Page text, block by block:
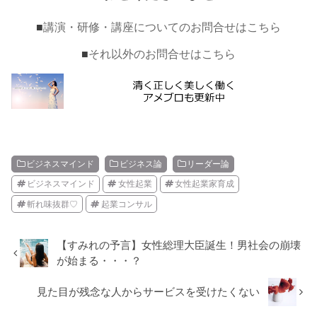
■講演・研修・講座についてのお問合せはこちら
■それ以外のお問合せはこちら
ビジネスマインド ビジネス論 リーダー論
ビジネスマインド 女性起業 女性起業家育成
斬れ味抜群♡ 起業コンサル
【すみれの予言】女性総理大臣誕生！男社会の崩壊
が始まる・・・？
見た目が残念な人からサービスを受けたくない